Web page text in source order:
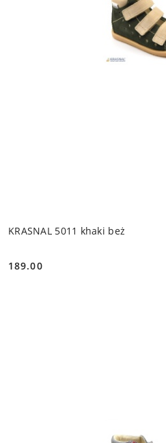
KRASNAL 5011 khaki beż
Cena:
189.00